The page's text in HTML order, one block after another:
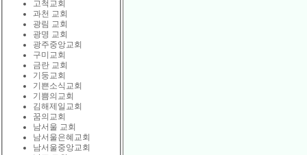
고척교회
과천 교회
광림 교회
광명 교회
광주중앙교회
구미교회
금란 교회
기둥교회
기쁜소식교회
기쁨의교회
김해제일교회
꿈의교회
남서울 교회
남서울은혜교회
남서울중앙교회